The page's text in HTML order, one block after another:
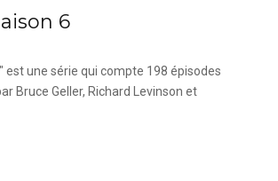
6
est une série qui compte 198 épisodes
Bruce Geller, Richard Levinson et